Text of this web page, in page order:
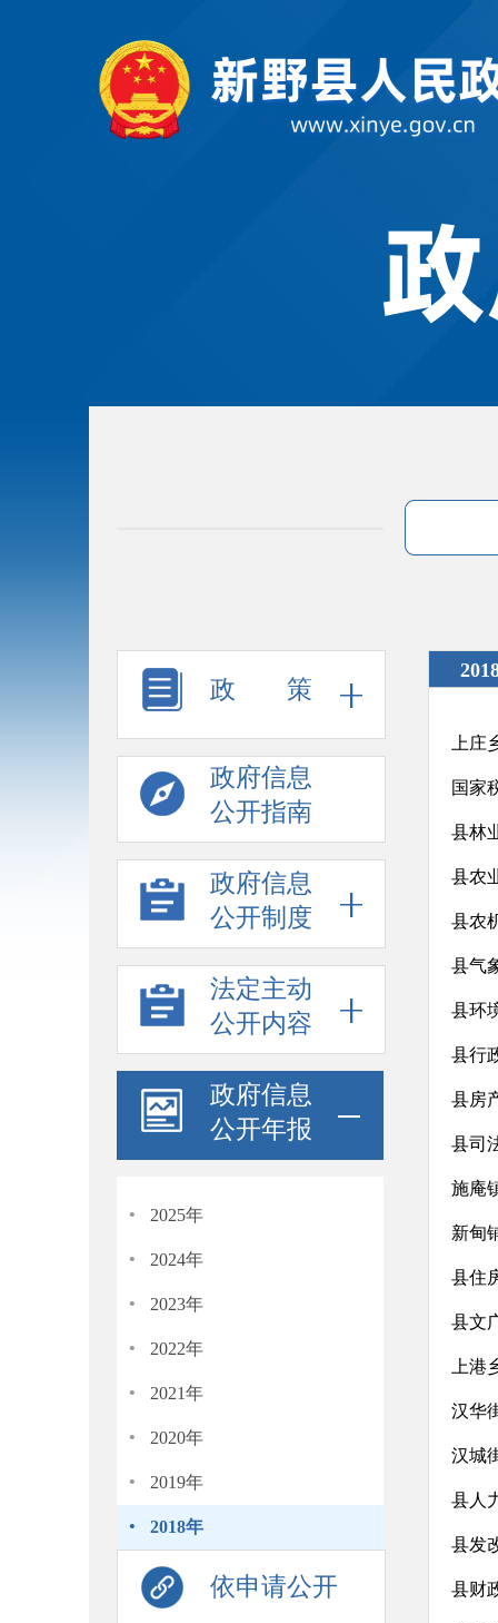
政 策
政府信息
公开指南
政府信息
公开制度
法定主动
公开内容
政府信息
公开年报
· 2025年
· 2024年
· 2023年
· 2022年
· 2021年
· 2020年
· 2019年
· 2018年
依申请公开
上庄
国家
县林
县农
县农
县气
县环
县行
县房
县司
施庵
新甸
县住
县文
上
汉华
汉城
县人
县发
县财